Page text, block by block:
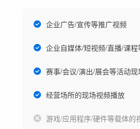
企业广告/宣传等推广视频
企业自媒体/短视频/直播/课程
赛事/会议/演出/展会等活动现
经营场所的现场视频播放
游戏/应用程序/硬件等载体的